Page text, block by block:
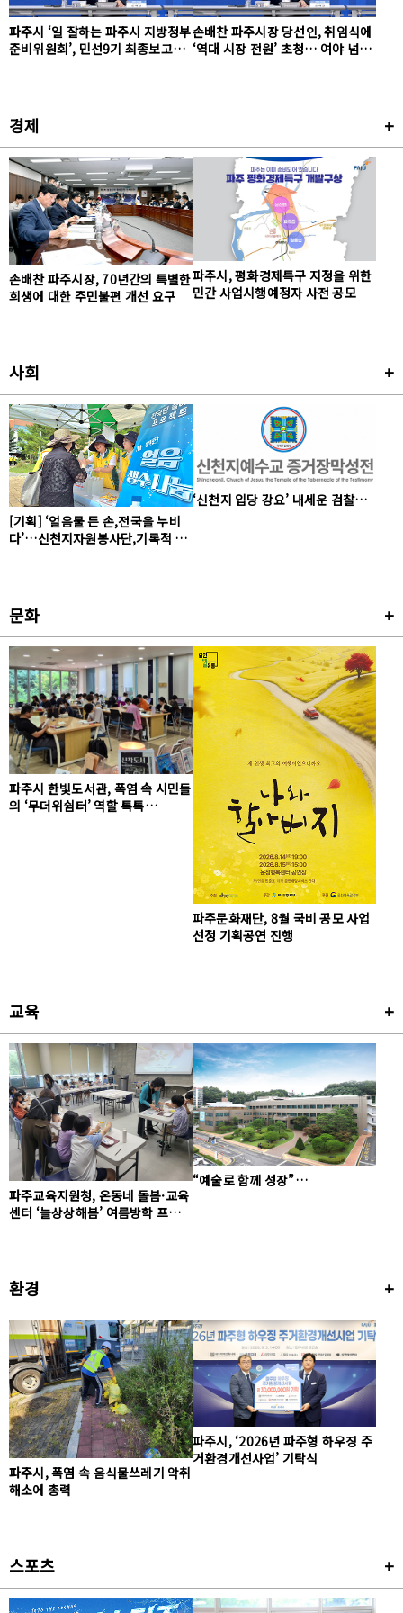
파주시 ‘일 잘하는 파주시 지방정부
준비위원회’, 민선9기 최종보고회
손배찬 파주시장 당선인, 취임식에
‘역대 시장 전원’ 초청… 여야 넘은
경제 +
손배찬 파주시장, 70년간의 특별한
희생에 대한 주민불편 개선 요구
파주시, 평화경제특구 지정을 위한
민간 사업시행예정자 사전 공모
사회 +
[기획] ‘얼음물 든 손,전국을 누비
다’…신천지자원봉사단,기록적 폭
‘신천지 입당 강요’ 내세운 검찰…
문화 +
파주시 한빛도서관, 폭염 속 시민들
의 ‘무더위쉼터’ 역할 톡톡…
파주문화재단, 8월 국비 공모 사업
선정 기획공연 진행
교육 +
파주교육지원청, 온동네 돌봄·교육
센터 ‘늘상상해봄’ 여름방학 프로그
“예술로 함께 성장”…
환경 +
파주시, 폭염 속 음식물쓰레기 악취
해소에 총력
파주시, ‘2026년 파주형 하우징 주
거환경개선사업’ 기탁식
스포츠 +